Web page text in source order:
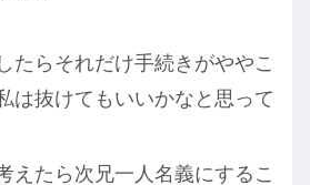
たらそれだけ手続きがややこ
は抜けてもいいかなと思って
えたら次兄一人名義にするこ